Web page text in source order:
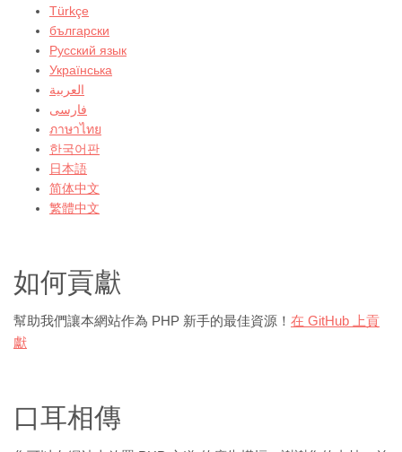
Türkçe
български
Русский язык
Українська
العربية
فارسى
ภาษาไทย
한국어판
日本語
简体中文
繁體中文
如何貢獻
幫助我們讓本網站作為 PHP 新手的最佳資源！ 在 GitHub 上貢
獻
口耳相傳